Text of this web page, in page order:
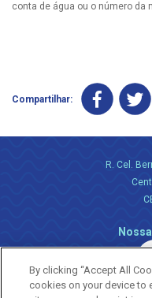
conta de água ou o número da
Compartilhar:
R. Cel.
By clicking “Accept All
cookies on your device to